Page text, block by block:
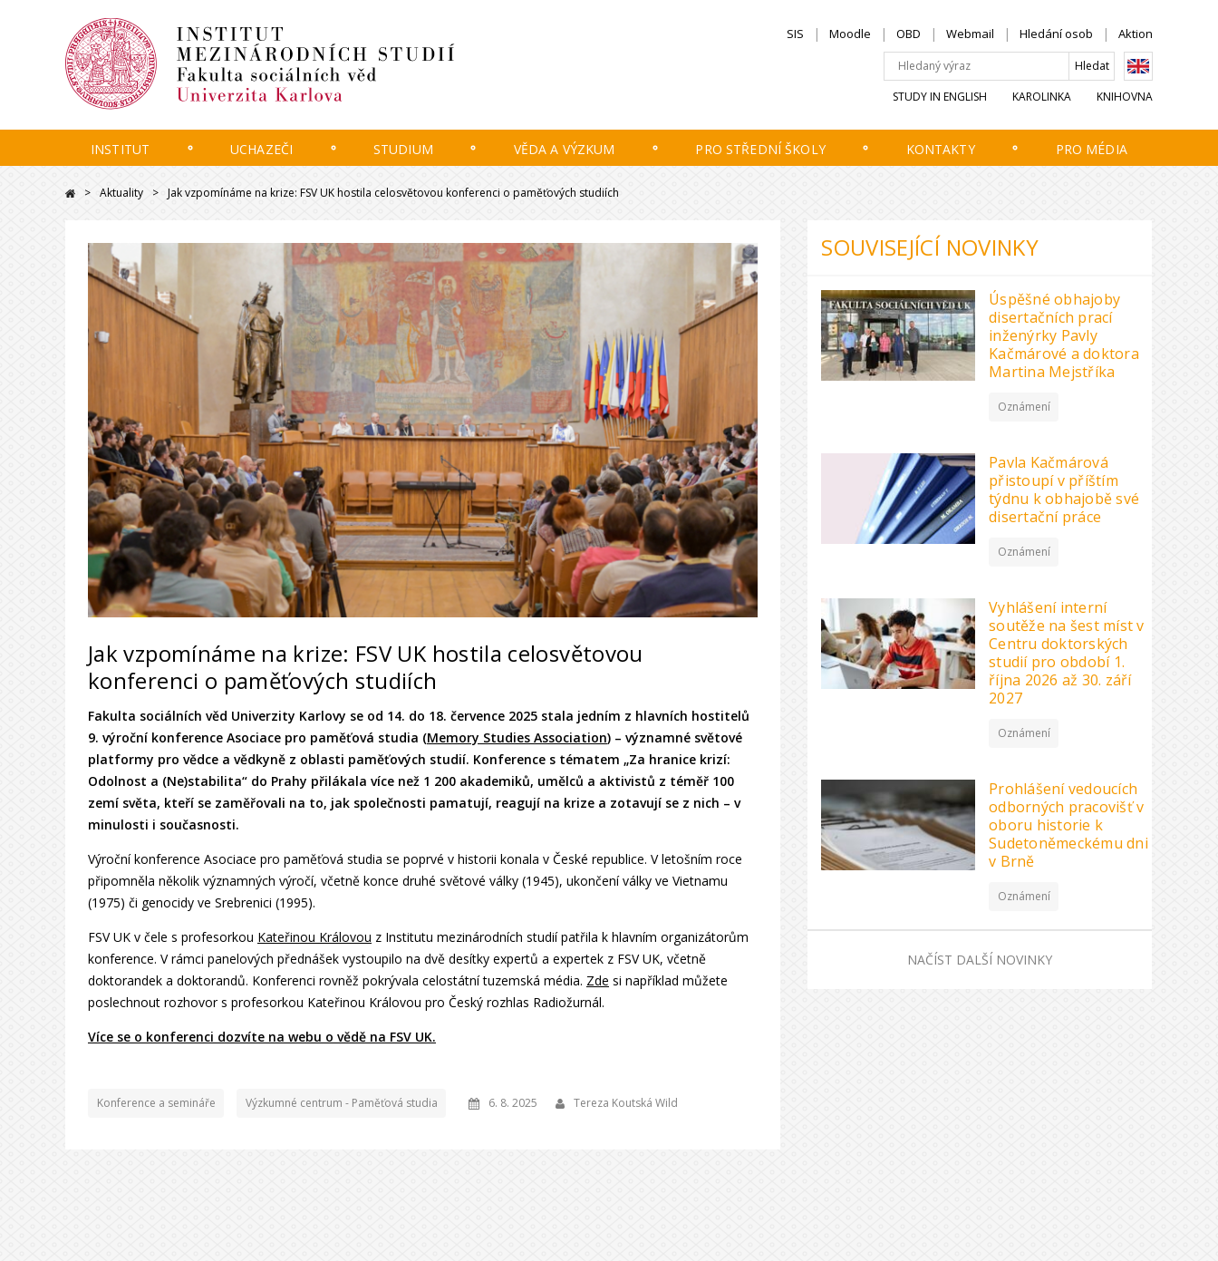
SIS Moodle OBD Webmail Hledání osob Aktion
STUDY IN ENGLISH KAROLINKA KNIHOVNA
INSTITUT UCHAZEČI STUDIUM VĚDA A VÝZKUM PRO STŘEDNÍ ŠKOLY KONTAKTY PRO MÉDIA
Aktuality Jak vzpomínáme na krize: FSV UK hostila celosvětovou konferenci o paměťových studiích
Jak vzpomínáme na krize: FSV UK hostila celosvětovou
konferenci o paměťových studiích
Fakulta sociálních věd Univerzity Karlovy se od 14. do 18. července 2025 stala jedním z hlavních hostitelů
9. výroční konference Asociace pro paměťová studia (Memory Studies Association) – významné světové
platformy pro vědce a vědkyně z oblasti paměťových studií. Konference s tématem „Za hranice krizí:
Odolnost a (Ne)stabilita“ do Prahy přilákala více než 1 200 akademiků, umělců a aktivistů z téměř 100
zemí světa, kteří se zaměřovali na to, jak společnosti pamatují, reagují na krize a zotavují se z nich – v
minulosti i současnosti.
Výroční konference Asociace pro paměťová studia se poprvé v historii konala v České republice. V letošním roce
připomněla několik významných výročí, včetně konce druhé světové války (1945), ukončení války ve Vietnamu
(1975) či genocidy ve Srebrenici (1995).
FSV UK v čele s profesorkou Kateřinou Královou z Institutu mezinárodních studií patřila k hlavním organizátorům
konference. V rámci panelových přednášek vystoupilo na dvě desítky expertů a expertek z FSV UK, včetně
doktorandek a doktorandů. Konferenci rovněž pokrývala celostátní tuzemská média. Zde si například můžete
poslechnout rozhovor s profesorkou Kateřinou Královou pro Český rozhlas Radiožurnál.
Více se o konferenci dozvíte na webu o vědě na FSV UK.
Konference a semináře Výzkumné centrum - Paměťová studia 6. 8. 2025 Tereza Koutská Wild
SOUVISEJÍCÍ NOVINKY
Úspěšné obhajoby
disertačních prací
inženýrky Pavly
Kačmárové a doktora
Martina Mejstříka
Oznámení
Pavla Kačmárová
přistoupí v příštím
týdnu k obhajobě své
disertační práce
Oznámení
Vyhlášení interní
soutěže na šest míst v
Centru doktorských
studií pro období 1.
října 2026 až 30. září
2027
Oznámení
Prohlášení vedoucích
odborných pracovišť v
oboru historie k
Sudetoněmeckému dni
v Brně
Oznámení
NAČÍST DALŠÍ NOVINKY